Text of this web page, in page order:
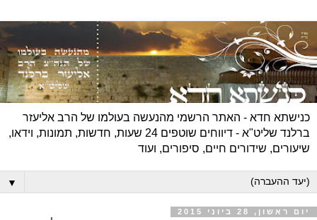
כנישתא חדא - האתר הרשמי מהנעשה בעולמו של הרב אליעזר
ברלנד שליט"א - דיווחים שוטפים 24 שעות, חדשות, תמונות, וידאו,
שיעורים, שידורים חיים, סיפורים, ועוד
▼
יום ראשון, 28 ביוני 2015